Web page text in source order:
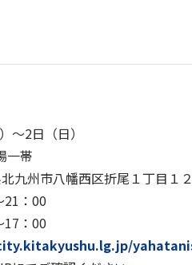
〜2日（日）
一帯
州市八幡西区折尾１丁目１
21：00
：00